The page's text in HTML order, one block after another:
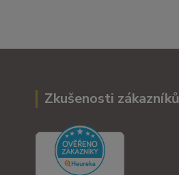
Zkušenosti zákazníků